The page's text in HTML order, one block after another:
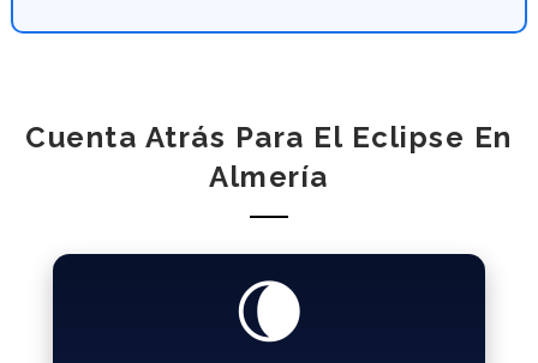
Cuenta Atrás Para El Eclipse En
Almería
🌘